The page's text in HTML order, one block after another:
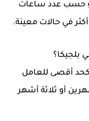
اليومي بين 60 و90 يورو حسب عدد ساعات
في حالات معينة.
بلجيكا؟
في السنة كحد أقصى للعامل
أو ثلاثة أشهر